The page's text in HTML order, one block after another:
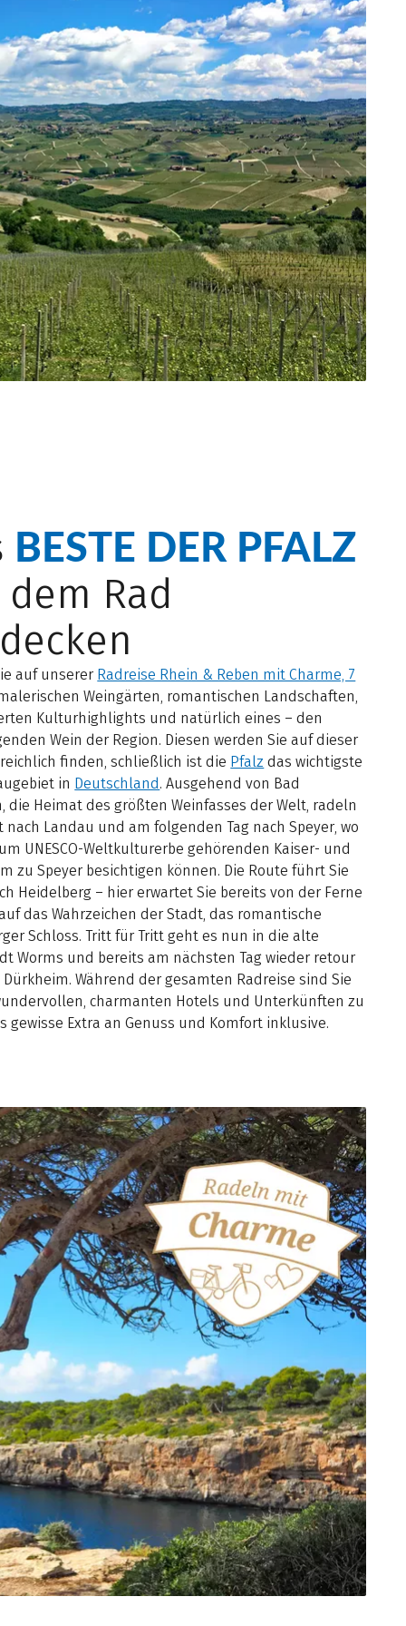
BESTE DER PFALZ
Rad
auf unserer Radreise Rhein & Reben mit Charme, 7
Weingärten, romantischen Landschaften,
Kulturhighlights und natürlich eines – den
Wein der Region. Diesen werden Sie auf dieser
finden, schließlich ist die Pfalz das wichtigste
in Deutschland. Ausgehend von Bad
die Heimat des größten Weinfasses der Welt, radeln
nach Landau und am folgenden Tag nach Speyer, wo
UNESCO-Weltkulturerbe gehörenden Kaiser- und
zu Speyer besichtigen können. Die Route führt Sie
Heidelberg – hier erwartet Sie bereits von der Ferne
das Wahrzeichen der Stadt, das romantische
Schloss. Tritt für Tritt geht es nun in die alte
Worms und bereits am nächsten Tag wieder retour
Dürkheim. Während der gesamten Radreise sind Sie
charmanten Hotels und Unterkünften zu
gewisse Extra an Genuss und Komfort inklusive.